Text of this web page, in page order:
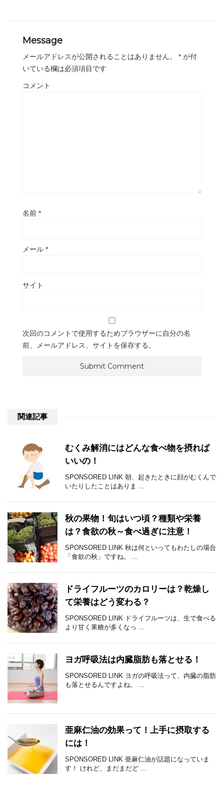
Message
メールアドレスが公開されることはありません。 * が付
いている欄は必須項目です
コメント
名前 *
メール *
サイト
次回のコメントで使用するためブラウザーに自分の名
前、メールアドレス、サイトを保存する。
関連記事
むくみ解消にはどんな食べ物を摂れば
いいの！
SPONSORED LINK 朝、起きたときに顔がむくんで
いたりしたことはありま ...
秋の果物！旬はいつ頃？種類や栄養
は？食欲の秋～食べ過ぎに注意！
SPONSORED LINK 秋は何といってもわたしの場合
「食欲の秋」ですね。 ...
ドライフルーツのカロリーは？乾燥し
て栄養はどう変わる？
SPONSORED LINK ドライフルーツは、生で食べる
より甘く果糖が多くなっ ...
ヨガ呼吸法は内臓脂肪も落とせる！
SPONSORED LINK ヨガの呼吸法って、内臓の脂肪
も落とせるんですよね。 ...
亜麻仁油の効果って！上手に摂取する
には！
SPONSORED LINK 亜麻仁油が話題になっていま
す！ けれど、まだまだど ...